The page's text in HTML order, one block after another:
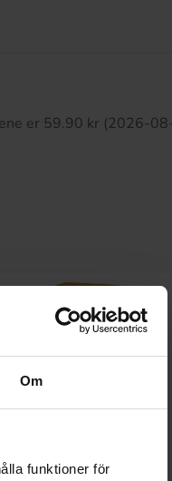
Om
funktioner för
er 59.90 kr (2026-